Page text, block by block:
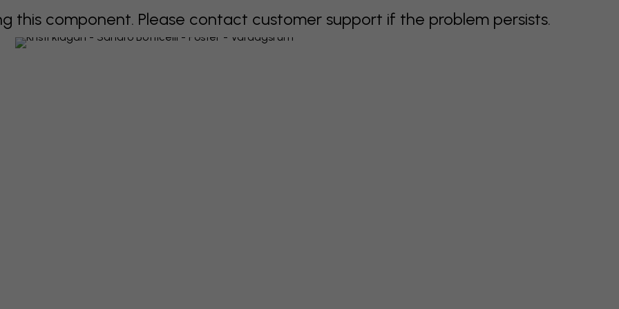
this component. Please contact customer support if the problem persists.